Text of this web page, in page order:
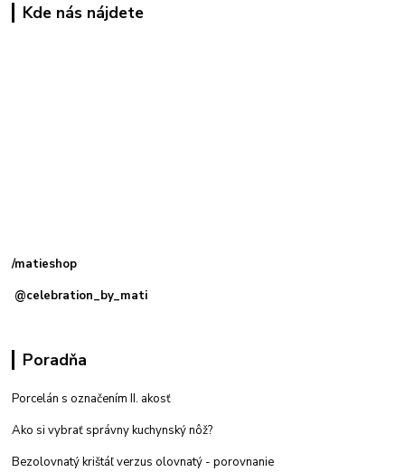
Kde nás nájdete
/matieshop
@celebration_by_mati
Poradňa
Porcelán s označením II. akosť
Ako si vybrať správny kuchynský nôž?
Bezolovnatý krištáľ verzus olovnatý - porovnanie